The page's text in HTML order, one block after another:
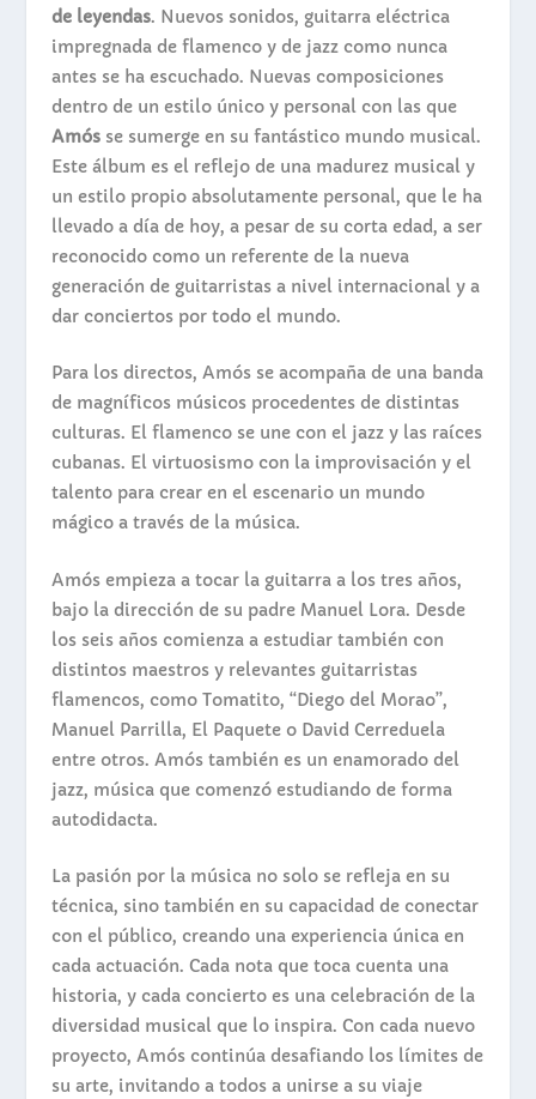
de leyendas. Nuevos sonidos, guitarra eléctrica
impregnada de flamenco y de jazz como nunca
antes se ha escuchado. Nuevas composiciones
dentro de un estilo único y personal con las que
Amósse sumerge en su fantástico mundo musical.
Este álbum es el reflejo de una madurez musical y
un estilo propio absolutamente personal, que le ha
llevado a día de hoy, a pesar de su corta edad, a ser
reconocido como un referente de la nueva
generación de guitarristas a nivel internacional y a
dar conciertos por todo el mundo.
Para los directos, Amós se acompaña de una banda
de magníficos músicos procedentes de distintas
culturas. El flamenco se une con el jazz y las raíces
cubanas. El virtuosismo con la improvisación y el
talento para crear en el escenario un mundo
mágico a través de la música.
Amós empieza a tocar la guitarra a los tres años,
bajo la dirección de su padre Manuel Lora. Desde
los seis años comienza a estudiar también con
distintos maestros y relevantes guitarristas
flamencos, como Tomatito, “Diego del Morao”,
Manuel Parrilla, El Paquete o David Cerreduela
entre otros. Amós también es un enamorado del
jazz, música que comenzó estudiando de forma
autodidacta.
La pasión por la música no solo se refleja en su
técnica, sino también en su capacidad de conectar
con el público, creando una experiencia única en
cada actuación. Cada nota que toca cuenta una
historia, y cada concierto es una celebración de la
diversidad musical que lo inspira. Con cada nuevo
proyecto, Amós continúa desafiando los límites de
su arte, invitando a todos a unirse a su viaje